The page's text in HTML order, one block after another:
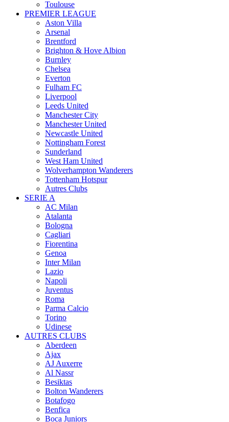
Toulouse
PREMIER LEAGUE
Aston Villa
Arsenal
Brentford
Brighton & Hove Albion
Burnley
Chelsea
Everton
Fulham FC
Liverpool
Leeds United
Manchester City
Manchester United
Newcastle United
Nottingham Forest
Sunderland
West Ham United
Wolverhampton Wanderers
Tottenham Hotspur
Autres Clubs
SERIE A
AC Milan
Atalanta
Bologna
Cagliari
Fiorentina
Genoa
Inter Milan
Lazio
Napoli
Juventus
Roma
Parma Calcio
Torino
Udinese
AUTRES CLUBS
Aberdeen
Ajax
AJ Auxerre
Al Nassr
Besiktas
Bolton Wanderers
Botafogo
Benfica
Boca Juniors